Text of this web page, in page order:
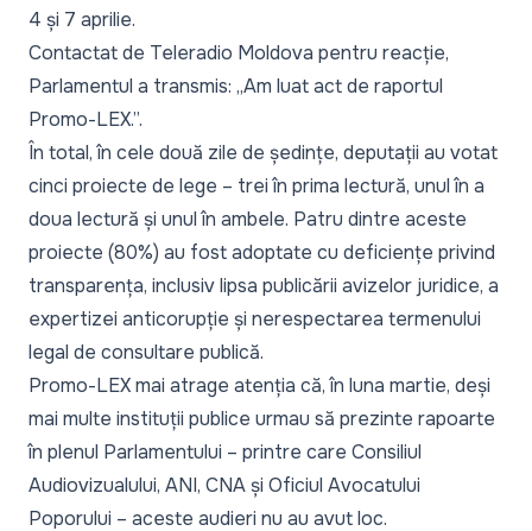
4 și 7 aprilie.
Contactat de Teleradio Moldova pentru reacție,
Parlamentul a transmis: „Am luat act de raportul
Promo-LEX.”.
În total, în cele două zile de ședințe, deputații au votat
cinci proiecte de lege – trei în prima lectură, unul în a
doua lectură și unul în ambele. Patru dintre aceste
proiecte (80%) au fost adoptate cu deficiențe privind
transparența, inclusiv lipsa publicării avizelor juridice, a
expertizei anticorupție și nerespectarea termenului
legal de consultare publică.
Promo-LEX mai atrage atenția că, în luna martie, deși
mai multe instituții publice urmau să prezinte rapoarte
în plenul Parlamentului – printre care Consiliul
Audiovizualului, ANI, CNA și Oficiul Avocatului
Poporului – aceste audieri nu au avut loc.